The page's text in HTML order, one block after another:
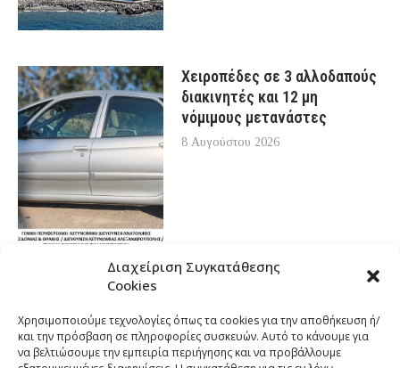
Διαχείριση Συγκατάθεσης
Cookies
Χρησιμοποιούμε τεχνολογίες όπως τα cookies για την αποθήκευση ή/
και την πρόσβαση σε πληροφορίες συσκευών. Αυτό το κάνουμε για
να βελτιώσουμε την εμπειρία περιήγησης και να προβάλλουμε
Χειροπέδες σε 3 αλλοδαπούς
διακινητές και 12 μη
νόμιμους μετανάστες
8 Αυγούστου 2026